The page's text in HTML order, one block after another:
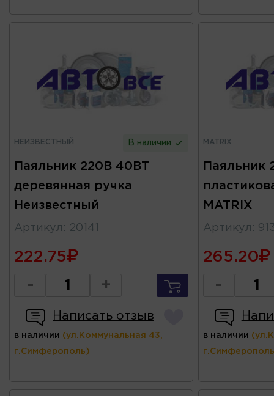
НЕИЗВЕСТНЫЙ В наличии
Паяльник 220В 40ВТ
деревянная ручка
Неизвестный
Артикул : 20141
222.75
- +
Написать отзыв
в наличии (ул.Коммунальная 43,
г.Симферополь)
MATRIX
Паяльник
MATRIX
Артикул :
265.20
-
в наличии